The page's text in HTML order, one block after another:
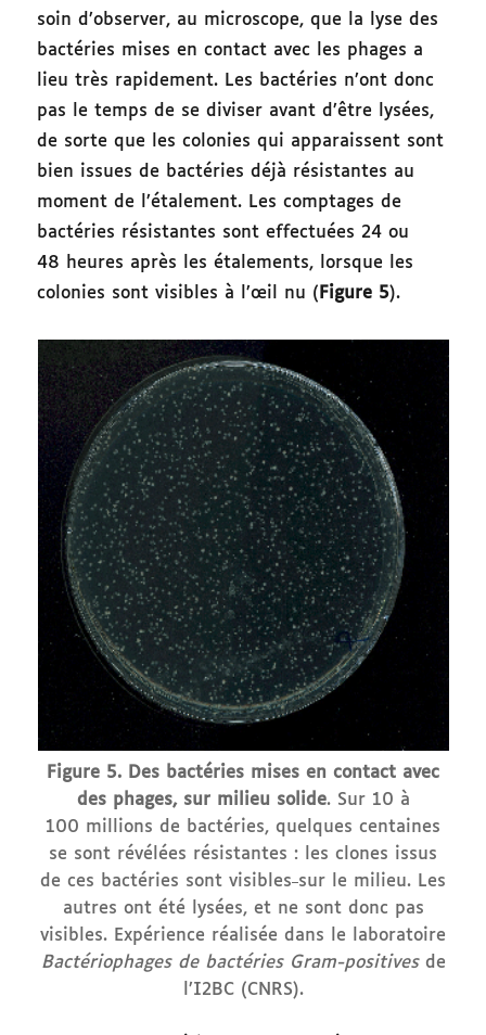
soin d’observer, au microscope, que la lyse des
bactéries mises en contact avec les phages a
lieu très rapidement. Les bactéries n’ont donc
pas le temps de se diviser avant d’être lysées,
de sorte que les colonies qui apparaissent sont
bien issues de bactéries déjà résistantes au
moment de l’étalement. Les comptages de
bactéries résistantes sont effectuées 24 ou
48 heures après les étalements, lorsque les
colonies sont visibles à l’œil nu ( Figure 5).
Figure 5. Des bactéries mises en contact avec
des phages, sur milieu solide. Sur 10 à
100 millions de bactéries, quelques centaines
se sont révélées résistantes : les clones issus
de ces bactéries sont visibles sur le milieu. Les
autres ont été lysées, et ne sont donc pas
visibles. Expérience réalisée dans le laboratoire
Bactériophages de bactéries Gram-positivesde
l’I2BC (CNRS).